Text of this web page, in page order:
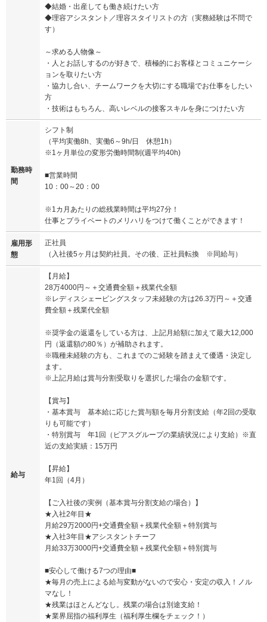
◆結婚・出産しても働き続けたい方
◆理容アシスタント／理容スタイリストの方（実務経験は不問で
す）
～求める人物像～
・人とお話しするのが好きで、積極的にお客様とコミュニケーシ
ョンを取りたい方
・協力し合い、チームワークを大切にする職場でお仕事をしたい
方
・技術はもちろん、高いレベルの接客スキルを身につけたい方
勤務時
間
シフト制
（平均実働8h、実働6～9h/日 休憩1h）
※1ヶ月単位の変形労働時間制(週平均40h)
■営業時間
10：00～20：00
※1カ月あたりの総残業時間は平均27分！
仕事とプライベートのメリハリをつけて働くことができます！
雇用形
態
正社員
（入社後5ヶ月は契約社員。その後、正社員転換 ※同給与）
給与
【月給】
28万4000円～＋交通費全額＋残業代全額
※レディスシェービングスタッフ未経験の方は26.3万円～＋交通
費全額＋残業代全額
※奨学金の返還をしている方は、上記月給額に加えて最大12,000
円（返還額の80％）が補助されます。
※職種未経験の方も、これまでのご経験を踏まえて優遇・決定し
ます。
※上記月給は賞与分割受取りを選択した場合の金額です。
【賞与】
・基本賞与 基本給に応じた賞与額を毎月分割支給（年2回の受取
りも可能です）
・特別賞与 年1回（ピアスグループの業績状況により支給）※直
近の支給実績：15万円
【昇給】
年1回（4月）
【ご入社後の実例（基本賞与分割支給の場合）】
★入社2年目★
月給29万2000円+交通費全額＋残業代全額＋特別賞与
★入社3年目★アシスタントチーフ
月給33万3000円+交通費全額＋残業代全額＋特別賞与
■安心して働ける7つの理由■
★毎月の売上による給与変動がないので安心・安定の収入！ノル
マなし！
★残業はほとんどなし。残業の場合は別途支給！
★業界屈指の福利厚生（福利厚生欄をチェック！）